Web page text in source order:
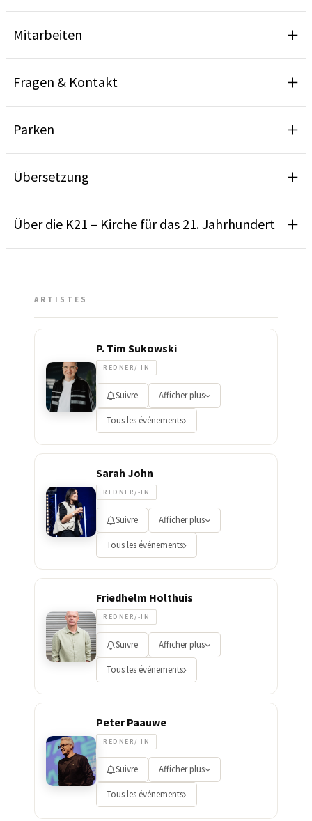
Mitarbeiten
Fragen & Kontakt
Parken
Übersetzung
Über die K21 – Kirche für das 21. Jahrhundert
ARTISTES
P. Tim Sukowski
REDNER/-IN
Suivre Afficher plus
Tous les événements
Sarah John
REDNER/-IN
Suivre Afficher plus
Tous les événements
Friedhelm Holthuis
REDNER/-IN
Suivre Afficher plus
Tous les événements
Peter Paauwe
REDNER/-IN
Suivre Afficher plus
Tous les événements